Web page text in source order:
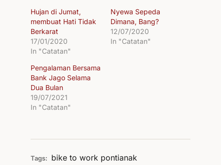
Hujan di Jumat,
membuat Hati Tidak
Berkarat
17/01/2020
In "Catatan"
Nyewa Sepeda
Dimana, Bang?
12/07/2020
In "Catatan"
Pengalaman Bersama
Bank Jago Selama
Dua Bulan
19/07/2021
In "Catatan"
Tags: bike to work pontianak